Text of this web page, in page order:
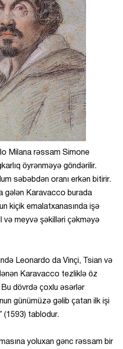
Milana rəssam Simone
öyrənməyə göndərilir.
səbəbdən oranı erkən bitirir.
gələn Karavacco burada
kiçik emalatxanasında işə
meyvə şəkilləri çəkməyə
Leonardo da Vinçi, Tsian və
Karavacco tezliklə öz
Bu dövrdə çoxlu əsərlər
günümüzə gəlib çatan ilk işi
(1593) tablodur.
yoluxan gənc rəssam bir